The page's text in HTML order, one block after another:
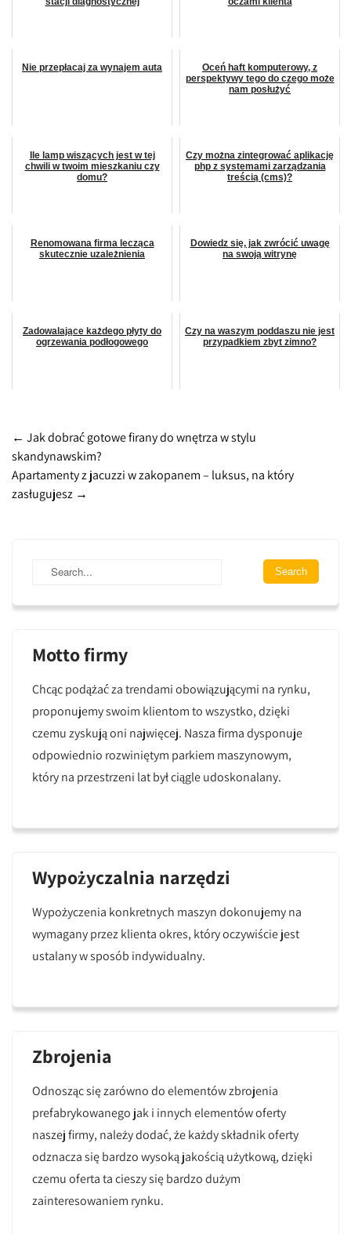
Nie przepłacaj za wynajem auta
Oceń haft komputerowy, z
perspektywy tego do czego może
nam posłużyć
Ile lamp wiszących jest w tej
chwili w twoim mieszkaniu czy
domu?
Czy można zintegrować aplikację
php z systemami zarządzania
treścią (cms)?
Renomowana firma lecząca
skutecznie uzależnienia
Dowiedz się, jak zwrócić uwagę
na swoją witrynę
Zadowalające każdego płyty do
ogrzewania podłogowego
Czy na waszym poddaszu nie jest
przypadkiem zbyt zimno?
Post
navigation
← Jak dobrać gotowe firany do wnętrza w stylu
skandynawskim?
Apartamenty z jacuzzi w zakopanem – luksus, na który
zasługujesz →
Motto firmy
Chcąc podążać za trendami obowiązującymi na rynku,
proponujemy swoim klientom to wszystko, dzięki
czemu zyskują oni najwięcej. Nasza firma dysponuje
odpowiednio rozwiniętym parkiem maszynowym,
który na przestrzeni lat był ciągle udoskonalany.
Wypożyczalnia narzędzi
Wypożyczenia konkretnych maszyn dokonujemy na
wymagany przez klienta okres, który oczywiście jest
ustalany w sposób indywidualny.
Zbrojenia
Odnosząc się zarówno do elementów zbrojenia
prefabrykowanego jak i innych elementów oferty
naszej firmy, należy dodać, że każdy składnik oferty
odznacza się bardzo wysoką jakością użytkową, dzięki
czemu oferta ta cieszy się bardzo dużym
zainteresowaniem rynku.